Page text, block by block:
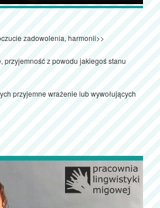
zadowolenia, harmonii>>
przyjemność z powodu jakiegoś stanu
przyjemne wrażenie lub wywołujących